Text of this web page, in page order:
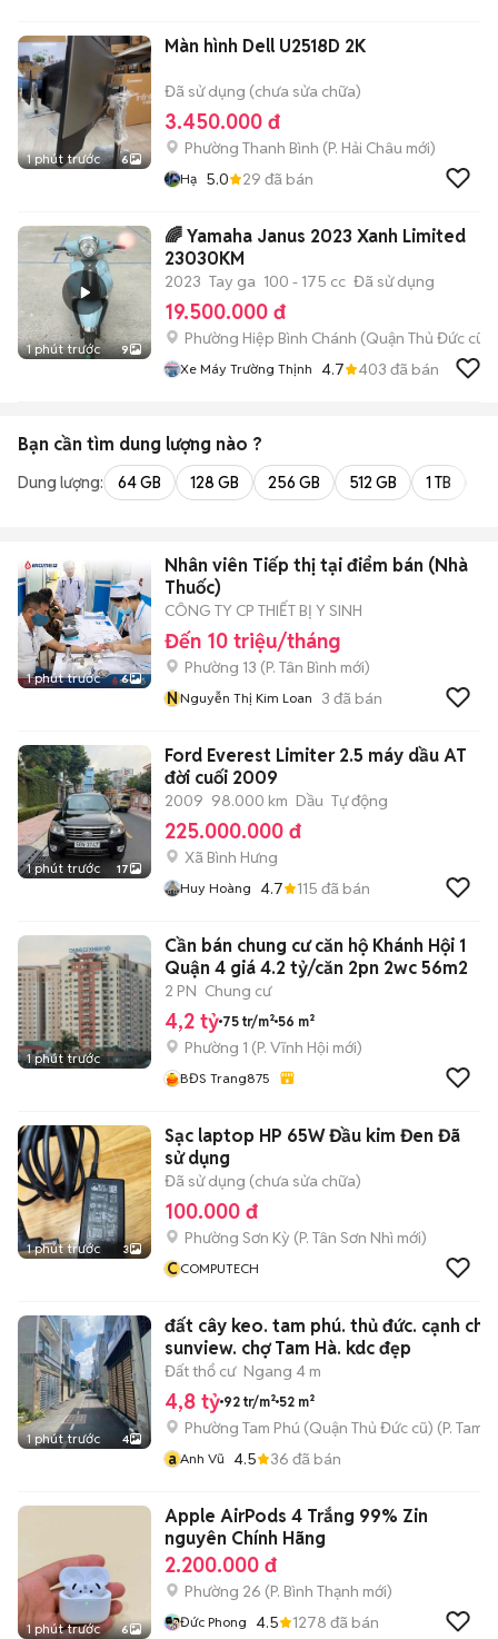
1 phút trước 6
Màn hình Dell U2518D 2K
Đã sử dụng (chưa sửa chữa)
3.450.000 đ
Phường Thanh Bình (P. Hải Châu mới)
Hạ 5.0 29 đã bán
1 phút trước 9
🌈 Yamaha Janus 2023 Xanh Limited
23030KM
2023 Tay ga 100 - 175 cc Đã sử dụng
19.500.000 đ
Phường Hiệp Bình Chánh (Quận Thủ Đức cũ)
Xe Máy Trường Thịnh 4.7 403 đã bán
Bạn cần tìm dung lượng nào ?
Dung lượng: 64 GB 128 GB 256 GB 512 GB 1 TB
1 phút trước 6
Nhân viên Tiếp thị tại điểm bán (Nhà
Thuốc)
CÔNG TY CP THIẾT BỊ Y SINH
Đến 10 triệu/tháng
Phường 13 (P. Tân Bình mới)
NNguyễn Thị Kim Loan 3 đã bán
1 phút trước 17
Ford Everest Limiter 2.5 máy dầu AT
đời cuối 2009
2009 98.000 km Dầu Tự động
225.000.000 đ
Xã Bình Hưng
Huy Hoàng 4.7 115 đã bán
1 phút trước
Cần bán chung cư căn hộ Khánh Hội 1
Quận 4 giá 4.2 tỷ/căn 2pn 2wc 56m2
2 PN Chung cư
4,2 tỷ 75 tr/m² 56 m²
Phường 1 (P. Vĩnh Hội mới)
BĐS Trang875
1 phút trước 3
Sạc laptop HP 65W Đầu kim Đen Đã
sử dụng
Đã sử dụng (chưa sửa chữa)
100.000 đ
Phường Sơn Kỳ (P. Tân Sơn Nhì mới)
CCOMPUTECH
1 phút trước 4
đất cây keo. tam phú. thủ đức. cạnh
sunview. chợ Tam Hà. kdc đẹp
Đất thổ cư Ngang 4 m
4,8 tỷ 92 tr/m² 52 m²
Phường Tam Phú (Quận Thủ Đức cũ) (P. Tam
a Anh Vũ 4.5 36 đã bán
1 phút trước 6
Apple AirPods 4 Trắng 99% Zin
nguyên Chính Hãng
2.200.000 đ
Phường 26 (P. Bình Thạnh mới)
Đức Phong 4.5 1278 đã bán